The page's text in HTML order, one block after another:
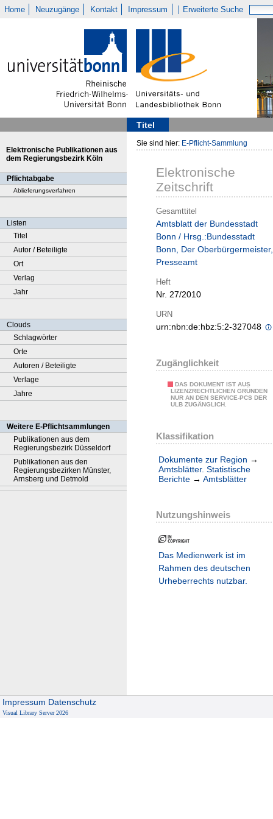
Home Neuzugänge Kontakt Impressum Erweiterte Suche
Titel
Elektronische Publikationen aus
dem Regierungsbezirk Köln
Pflichtabgabe
Ablieferungsverfahren
Listen
Titel
Autor / Beteiligte
Ort
Verlag
Jahr
Clouds
Schlagwörter
Orte
Autoren / Beteiligte
Verlage
Jahre
Weitere E-Pflichtsammlungen
Publikationen aus dem
Regierungsbezirk Düsseldorf
Publikationen aus den
Regierungsbezirken Münster,
Arnsberg und Detmold
Sie sind hier: E-Pflicht-Sammlung
Elektronische
Zeitschrift
Gesamttitel
Amtsblatt der Bundesstadt
Bonn / Hrsg.:Bundesstadt
Bonn, Der Oberbürgermeister,
Presseamt
Heft
Nr. 27/2010
URN
urn:nbn:de:hbz:5:2-327048
Zugänglichkeit
DAS DOKUMENT IST AUS
LIZENZRECHTLICHEN GRÜNDEN
NUR AN DEN SERVICE-PCS DER
ULB ZUGÄNGLICH.
Klassifikation
Dokumente zur Region →
Amtsblätter. Statistische
Berichte → Amtsblätter
Nutzungshinweis
Das Medienwerk ist im
Rahmen des deutschen
Urheberrechts nutzbar.
Impressum Datenschutz
Visual Library Server 2026